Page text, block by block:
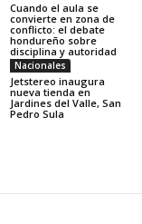
Cuando el aula se
convierte en zona de
conflicto: el debate
hondureño sobre
disciplina y autoridad
Nacionales
Jetstereo inaugura
nueva tienda en
Jardines del Valle, San
Pedro Sula